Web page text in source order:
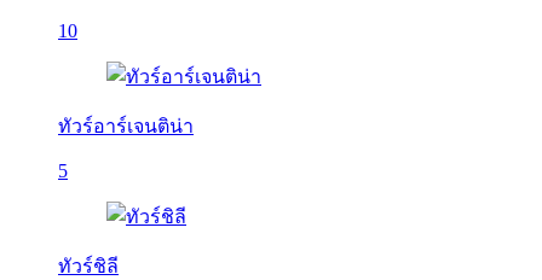
10
ทัวร์อาร์เจนติน่า
5
ทัวร์ชิลี